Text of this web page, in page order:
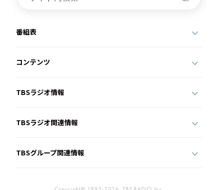
番組表
コンテンツ
TBSラジオ情報
TBSラジオ関連情報
TBSグループ関連情報